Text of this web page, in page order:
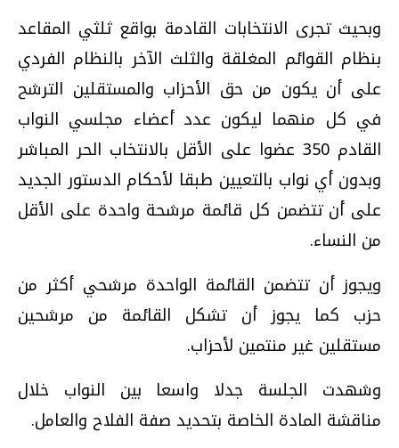
وبحيث تجرى الانتخابات القادمة بواقع ثلثي المقاعد
بنظام القوائم المغلقة والثلث الآخر بالنظام الفردي
على أن يكون من حق الأحزاب والمستقلين الترشح
في كل منهما ليكون عدد أعضاء مجلسي النواب
القادم 350 عضوا على الأقل بالانتخاب الحر المباشر
وبدون أي نواب بالتعيين طبقا لأحكام الدستور الجديد
على أن تتضمن كل قائمة مرشحة واحدة على الأقل
من النساء.
ويجوز أن تتضمن القائمة الواحدة مرشحي أكثر من
حزب كما يجوز أن تشكل القائمة من مرشحين
مستقلين غير منتمين لأحزاب.
وشهدت الجلسة جدلا واسعا بين النواب خلال
مناقشة المادة الخاصة بتحديد صفة الفلاح والعامل.